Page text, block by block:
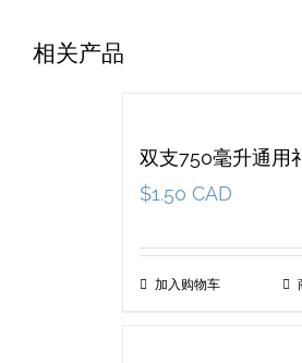
相关产品
双支750毫升通用
$1.50 CAD
加入购物车